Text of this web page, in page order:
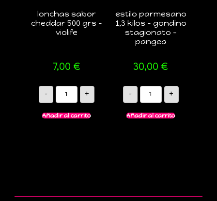
lonchas sabor
cheddar 500 grs –
violife
7,00 €
- +
Añadir al carrito
estilo parmesano
1,3 kilos – gondino
stagionato –
pangea
30,00 €
- +
Añadir al carrito